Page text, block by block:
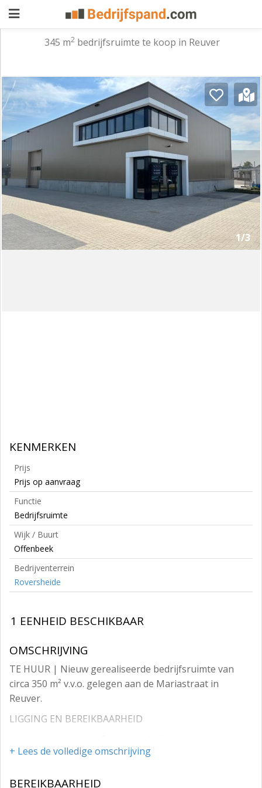
aanbieden
Pand
zoeken
Waarom
adverteren
Premium
adverteren
Blog
Registreren
Login
345 m2 bedrijfsruimte te koop in Reuver
1/3
KENMERKEN
Prijs
Prijs op aanvraag
Functie
Bedrijfsruimte
Wijk / Buurt
Offenbeek
Bedrijventerrein
Roversheide
1 EENHEID BESCHIKBAAR
OMSCHRIJVING
TE HUUR | Nieuw gerealiseerde bedrijfsruimte van
circa 350 m² v.v.o. gelegen aan de Mariastraat in
Reuver.
LIGGING EN BEREIKBAARHEID
de kern Reuver en ten zuidwesten van Offenbeek. Het
loodsen en opslagterreinen langs de Parallelweg en de
+ Lees de volledige omschrijving
BEREIKBAARHEID